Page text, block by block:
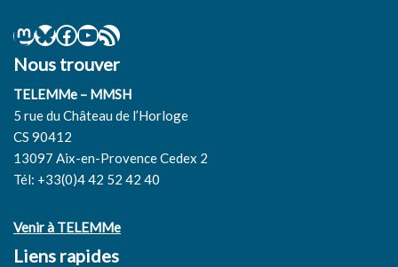
Nous trouver
TELEMMe – MMSH
5 rue du Château de l’Horloge
CS 90412
13097 Aix-en-Provence Cedex 2
Tél: +33(0)4 42 52 42 40
Venir à TELEMMe
Liens rapides